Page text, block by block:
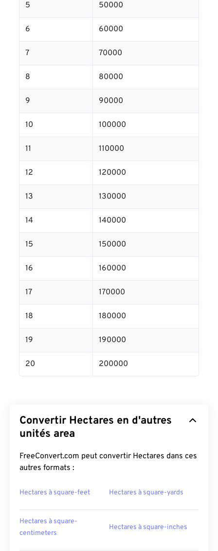
5 50000
6 60000
7 70000
8 80000
9 90000
10 100000
11 110000
12 120000
13 130000
14 140000
15 150000
16 160000
17 170000
18 180000
19 190000
20 200000
Convertir Hectares en d'autres
unités area
FreeConvert.com peut convertir Hectares dans ces
autres formats :
Hectares à square-feet Hectares à square-yards
Hectares à square-
centimeters
Hectares à square-inches